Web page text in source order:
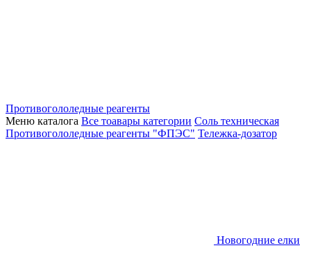
Противогололедные реагенты
Меню каталога Все тоавары категории Соль техническая
Противогололедные реагенты "ФПЭС" Тележка-дозатор
Новогодние елки